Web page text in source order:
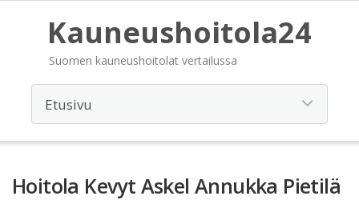
Kauneushoitola24
Suomen kauneushoitolat vertailussa
Hoitola Kevyt Askel Annukka Pietilä